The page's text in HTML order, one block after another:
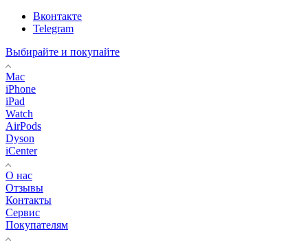
Вконтакте
Telegram
Выбирайте и покупайте
Mac
iPhone
iPad
Watch
AirPods
Dyson
iCenter
О нас
Отзывы
Контакты
Сервис
Покупателям